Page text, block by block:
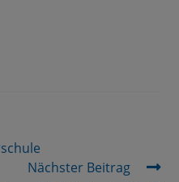
Nächster Beitrag